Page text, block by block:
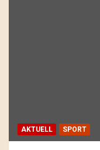
AKTUELL SPORT